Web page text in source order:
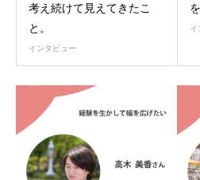
考え続けて見えてきたこ
と。
インタビュー
イ